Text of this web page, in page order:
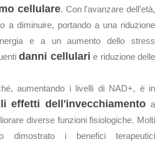
cellulare. Con l'avanzare dell'età,
a diminuire, portando a una riduzione
e a un aumento dello stress
danni cellulari e riduzione delle
aumentando i livelli di NAD+, è in
effetti dell'invecchiamento a
diverse funzioni fisiologiche. Molti
i benefici terapeutici